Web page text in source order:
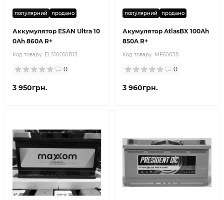
популярний продано
Аккумулятор ESAN Ultra 10
0Ah 860A R+
Код товару: EL510010B13
0
3 950грн.
популярний продано
Акумулятор AtlasBX 100Ah
850A R+
Код товару: MF60038
0
3 960грн.